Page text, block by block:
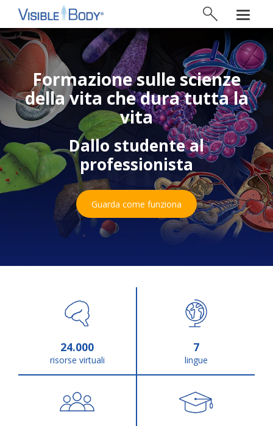
Formazione sulle scienze
della vita che dura tutta la
vita
Dallo studente al
professionista
Guarda come funziona
24.000
risorse virtuali
7
lingue